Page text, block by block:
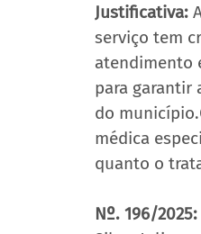
Justificativa:
serviço tem
atendimento
para garantir
do
médica
quanto o
Nº. 196/2025: